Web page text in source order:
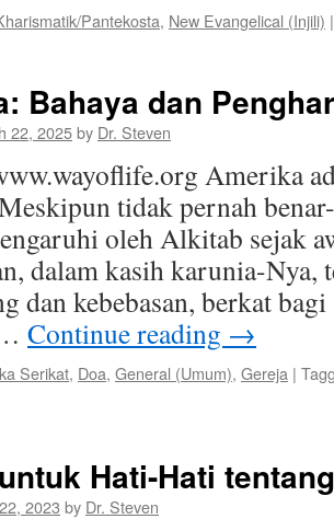
Pantekosta, New Evangelical (Injili) |
Bahaya dan
22, 2025by Dr. Steven
Amerika
tidak pernah
oleh Alkitab sejak
dalam kasih karunia-Nya,
dan kebebasan, berkat
Continue reading →
Serikat, Doa, General (Umum), Gereja |
Hati-Hati
2023 by Dr. Steven